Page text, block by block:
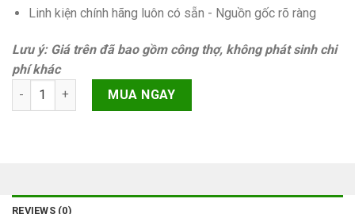
Linh kiện chính hãng luôn có sẵn - Nguồn gốc rõ ràng
Lưu ý: Giá trên đã bao gồm công thợ, không phát sinh chi
phí khác
Softbank nhật iPhone 6s Plus Chính hãng quantity
MUA NGAY
REVIEWS (0)